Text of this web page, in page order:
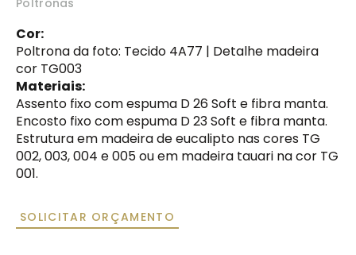
CONTATOS:
(54) 99623-3533
Cor:
Poltrona da foto: Tecido 4A77 | Detalhe madeira
cor TG003
Materiais:
Assento fixo com espuma D 26 Soft e fibra manta.
Encosto fixo com espuma D 23 Soft e fibra manta.
Estrutura em madeira de eucalipto nas cores TG
002, 003, 004 e 005 ou em madeira tauari na cor TG
001.
SOLICITAR ORÇAMENTO